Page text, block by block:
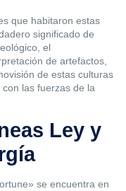
que habitaron estas
significado de
el
de artefactos,
de estas culturas
las fuerzas de la
Ley y
se encuentra en